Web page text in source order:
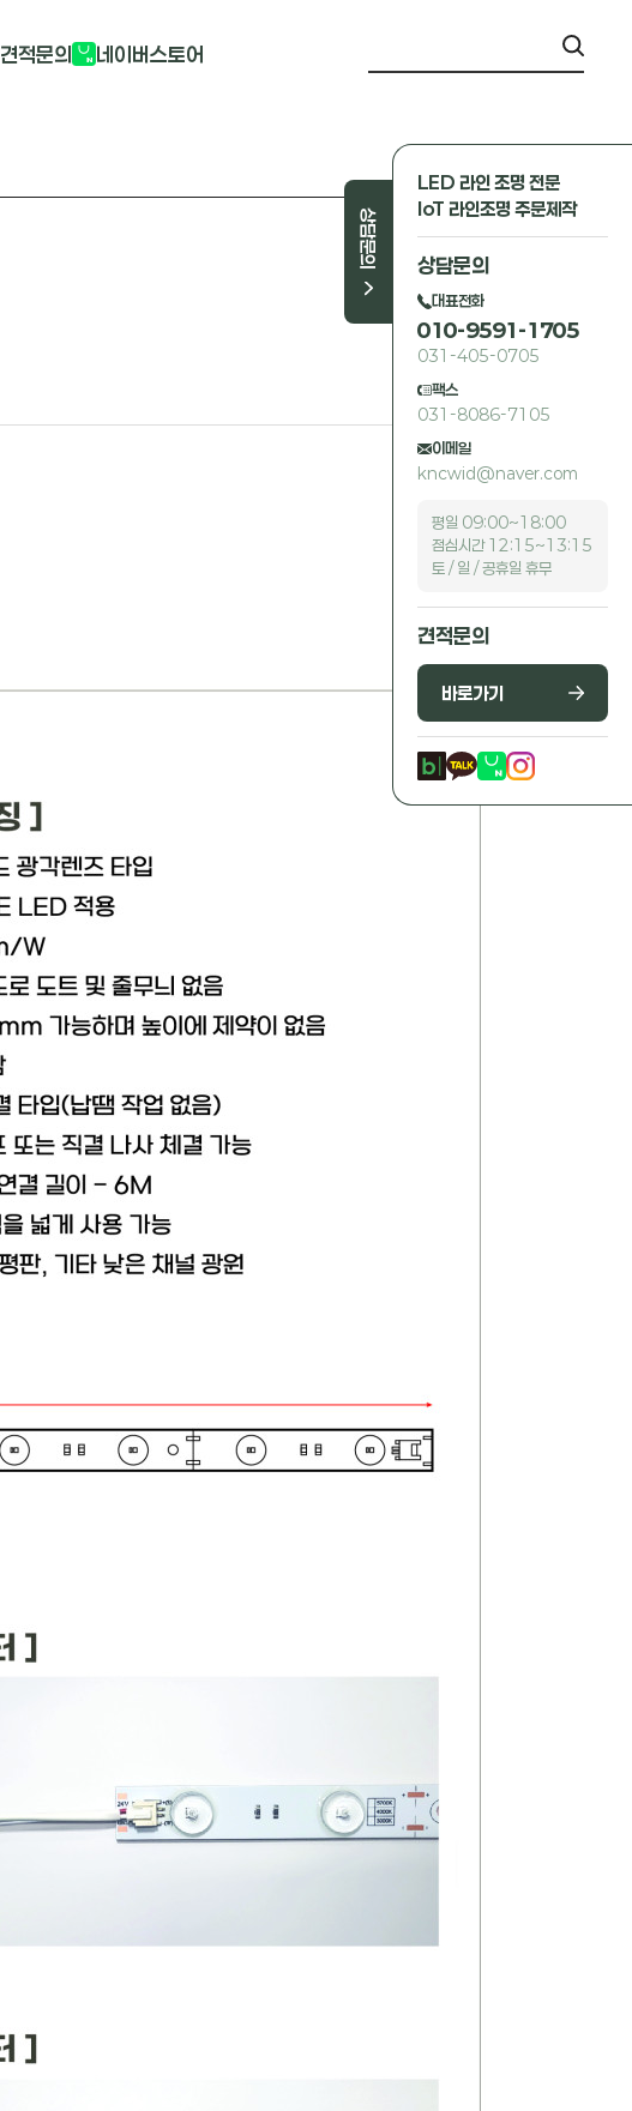
견적문의 네이버스토어
상담문의
LED 라인 조명 전문
IoT 라인조명 주문제작
상담문의
대표전화
010-9591-1705
031-405-0705
팩스
031-8086-7105
이메일
kncwid@naver.com
평일 09:00~18:00
점심시간 12:15~13:15
토 / 일 / 공휴일 휴무
견적문의
바로가기